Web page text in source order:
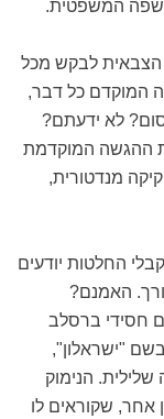
בשפה המשפטית.
יכולה הצנזורה הצבאית לבקש מכל
המוקדם כל דבר,
לא ידעתם?
ההגשה המוקדמת
מנדטורית,
החלטות יודעים
האמנם?
חסידי ברסלב
"ישראלון",
הנימוק
אחר, שקוראים לו